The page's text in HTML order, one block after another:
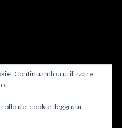
Continuando a utilizzare
dei cookie, leggi qui: